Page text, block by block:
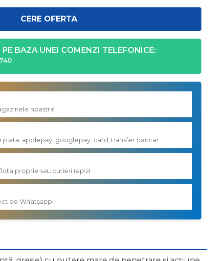
CERE OFERTA
PE BAZA UNEI COMENZI TELEFONICE:
noastre
applepay, googlepay, card, transfer bancar
proprie sau curieri rapizi
pe Whatsapp